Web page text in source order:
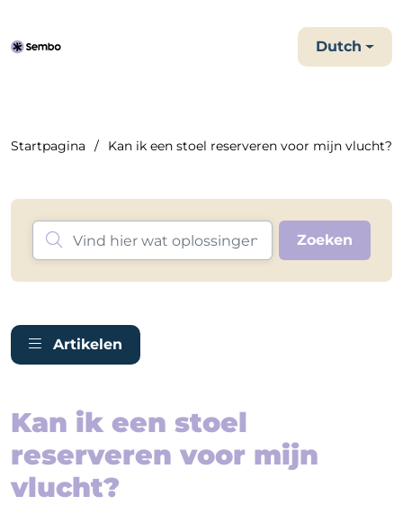
Dutch
Startpagina Kan ik een stoel reserveren voor mijn vlucht?
Artikelen
Kan ik een stoel
reserveren voor mijn
vlucht?